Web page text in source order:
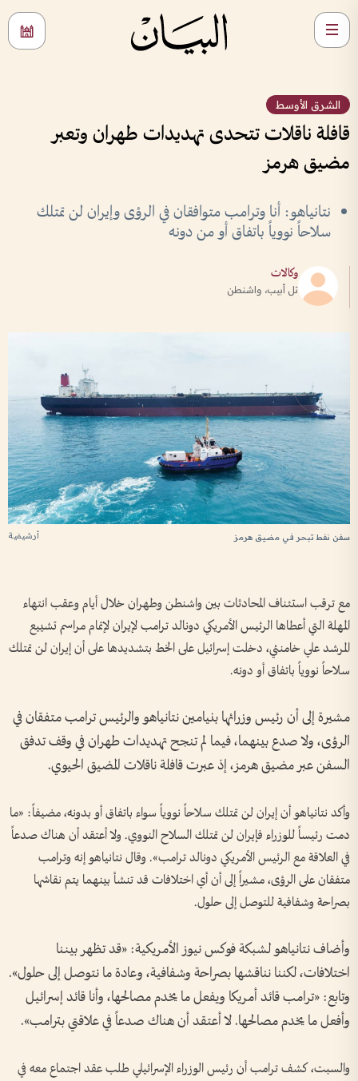
الشرق الأوسط
قافلة ناقلات تتحدى تهديدات طهران وتعبر
مضيق هرمز
نتانياهو: أنا وترامب متوافقان في الرؤى وإيران لن تمتلك
سلاحاً نووياً باتفاق أو من دونه
وكالات
تل أبيب، واشنطن
أرشيفية سفن نفط تبحر في مضيق هرمز
مع ترقب استئناف المحادثات بين واشنطن وطهران خلال أيام وعقب انتهاء
المهلة التي أعطاها الرئيس الأمريكي دونالد ترامب لإيران لإتمام مراسم تشييع
المرشد علي خامنئي، دخلت إسرائيل على الخط بتشديدها على أن إيران لن تمتلك
سلاحاً نووياً باتفاق أو دونه.
مشيرة إلى أن رئيس وزرائها بنيامين نتانياهو والرئيس ترامب متفقان في
الرؤى، ولا صدع بينهما، فيما لم تنجح تهديدات طهران في وقف تدفق
السفن عبر مضيق هرمز، إذ عبرت قافلة ناقلات المضيق الحيوي.
وأكد نتانياهو أن إيران لن تمتلك سلاحاً نووياً سواء باتفاق أو بدونه، مضيفاً: «ما
دمت رئيساً للوزراء فإيران لن تمتلك السلاح النووي. ولا أعتقد أن هناك صدعاً
في العلاقة مع الرئيس الأمريكي دونالد ترامب». وقال نتانياهو إنه وترامب
متفقان على الرؤى، مشيراً إلى أن أي اختلافات قد تنشأ بينهما يتم نقاشها
بصراحة وشفافية للتوصل إلى حلول.
وأضاف نتانياهو لشبكة فوكس نيوز الأمريكية: «قد تظهر بيننا
اختلافات، لكننا نناقشها بصراحة وشفافية، وعادة ما نتوصل إلى حلول».
وتابع: «ترامب قائد أمريكا ويفعل ما يخدم مصالحها، وأنا قائد إسرائيل
وأفعل ما يخدم مصالحها. لا أعتقد أن هناك صدعاً في علاقتي بترامب».
والسبت، كشف ترامب أن رئيس الوزراء الإسرائيلي طلب عقد اجتماع معه في